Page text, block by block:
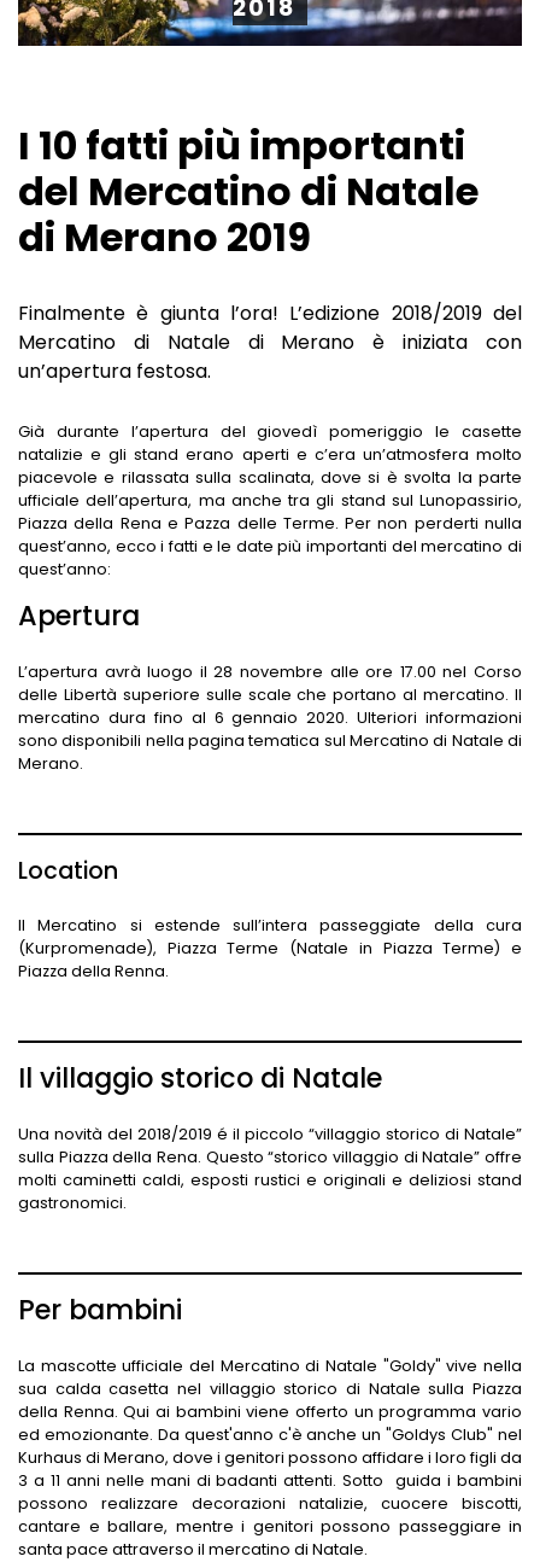
GIARDINI BOTANICI
MUSEI A MERANO
LE PASSEGGIATE
SHOPPING A MERANO
LUNGHE SERATE D'ESTATE
RISTORANTI A MERANO
HOTEL A TIROLO
HOTEL A LAGUNDO
HOTEL A LANA
HOTEL IN VAL PASSIRIA
2018
I 10 fatti più importanti
del Mercatino di Natale
di Merano 2019
Finalmente è giunta l’ora! L’edizione 2018/2019 del
Mercatino di Natale di Merano è iniziata con
un’apertura festosa.
Già durante l’apertura del giovedì pomeriggio le casette
natalizie e gli stand erano aperti e c’era un’atmosfera molto
piacevole e rilassata sulla scalinata, dove si è svolta la parte
ufficiale dell’apertura, ma anche tra gli stand sul Lunopassirio,
Piazza della Rena e Pazza delle Terme. Per non perderti nulla
quest’anno, ecco i fatti e le date più importanti del mercatino di
quest’anno:
Apertura
L’apertura avrà luogo il 28 novembre alle ore 17.00 nel Corso
delle Libertà superiore sulle scale che portano al mercatino. Il
mercatino dura fino al 6 gennaio 2020. Ulteriori informazioni
sono disponibili nella pagina tematica sul Mercatino di Natale di
Merano.
Location
Il Mercatino si estende sull’intera passeggiate della cura
(Kurpromenade), Piazza Terme (Natale in Piazza Terme) e
Piazza della Renna.
Il villaggio storico di Natale
Una novità del 2018/2019 é il piccolo “villaggio storico di Natale”
sulla Piazza della Rena. Questo “storico villaggio di Natale” offre
molti caminetti caldi, esposti rustici e originali e deliziosi stand
gastronomici.
Per bambini
La mascotte ufficiale del Mercatino di Natale "Goldy" vive nella
sua calda casetta nel villaggio storico di Natale sulla Piazza
della Renna. Qui ai bambini viene offerto un programma vario
ed emozionante. Da quest'anno c'è anche un "Goldys Club" nel
Kurhaus di Merano, dove i genitori possono affidare i loro figli da
3 a 11 anni nelle mani di badanti attenti. Sotto guida i bambini
possono realizzare decorazioni natalizie, cuocere biscotti,
cantare e ballare, mentre i genitori possono passeggiare in
santa pace attraverso il mercatino di Natale.